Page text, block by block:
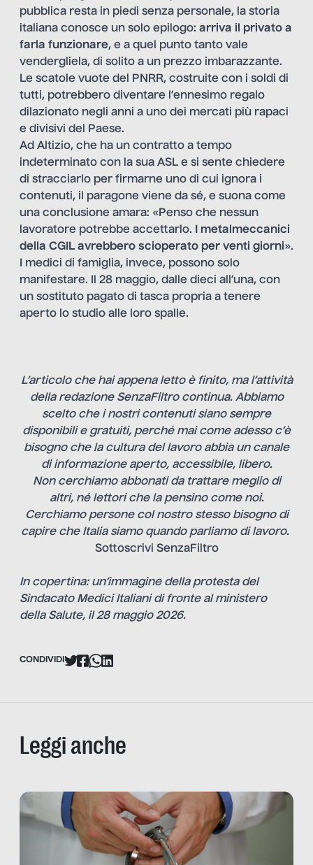
pubblica resta in piedi senza personale, la storia
italiana conosce un solo epilogo: arriva il privato a
farla funzionare, e a quel punto tanto vale
vendergliela, di solito a un prezzo imbarazzante.
Le scatole vuote del PNRR, costruite con i soldi di
tutti, potrebbero diventare l’ennesimo regalo
dilazionato negli anni a uno dei mercati più rapaci
e divisivi del Paese.
Ad Altizio, che ha un contratto a tempo
indeterminato con la sua ASL e si sente chiedere
di stracciarlo per firmarne uno di cui ignora i
contenuti, il paragone viene da sé, e suona come
una conclusione amara: «Penso che nessun
lavoratore potrebbe accettarlo.
I metalmeccanici
della CGIL avrebbero scioperato per venti giorni».
I medici di famiglia, invece, possono solo
manifestare. Il 28 maggio, dalle dieci all’una, con
un sostituto pagato di tasca propria a tenere
aperto lo studio alle loro spalle.
L’articolo che hai appena letto è finito, ma l’attività
della redazione SenzaFiltro continua. Abbiamo
scelto che i nostri contenuti siano sempre
disponibili e gratuiti, perché mai come adesso c’è
bisogno che la cultura del lavoro abbia un canale
di informazione aperto, accessibile, libero.
Non cerchiamo abbonati da trattare meglio di
altri, né lettori che la pensino come noi.
Cerchiamo persone col nostro stesso bisogno di
capire che Italia siamo quando parliamo di lavoro.
Sottoscrivi SenzaFiltro
In copertina: un’immagine della protesta del
Sindacato Medici Italiani di fronte al ministero
della Salute, il 28 maggio 2026.
CONDIVIDI
Leggi anche